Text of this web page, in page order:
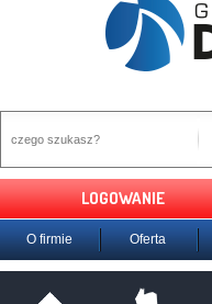
LOGOWANIE
O firmie Oferta